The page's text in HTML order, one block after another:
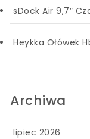
sDock Air 9,7″
Heykka Ołówek
Archiwa
lipiec 2026